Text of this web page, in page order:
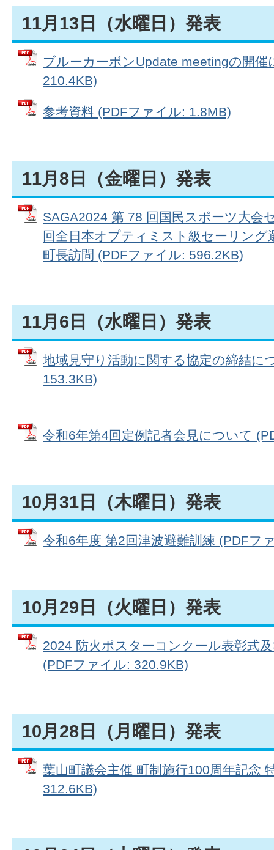
11月13日（水曜日）発表
ブルーカーボンUpdate meetingの開
210.4KB)
参考資料 (PDFファイル: 1.8MB)
11月8日（金曜日）発表
SAGA2024 第 78 回国民スポーツ大会
回全日本オプティミスト級セーリング
町長訪問 (PDFファイル: 596.2KB)
11月6日（水曜日）発表
地域見守り活動に関する協定の締結に
153.3KB)
令和6年第4回定例記者会見について
10月31日（木曜日）発表
令和6年度 第2回津波避難訓練 (PDFフ
10月29日（火曜日）発表
2024 防火ポスターコンクール表彰式
(PDFファイル: 320.9KB)
10月28日（月曜日）発表
葉山町議会主催 町制施行100周年記念
312.6KB)